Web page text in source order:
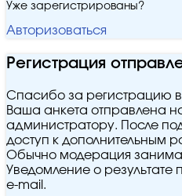
Уже зарегистрированы?
Авторизоваться
Регистрация
Спасибо за регистрацию в
Ваша анкета отправлена
администратору. После
доступ к дополнительным
Обычно модерация
Уведомление о результате
e‑mail.